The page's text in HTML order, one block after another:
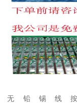
无铅锡线